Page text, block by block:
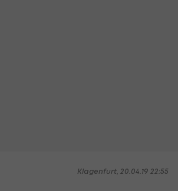
Klagenfurt, 20.04.19 22:55